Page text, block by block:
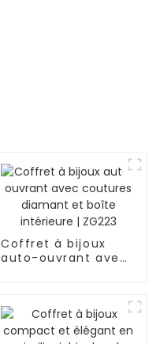
Coffret à bijoux
auto-ouvrant avec